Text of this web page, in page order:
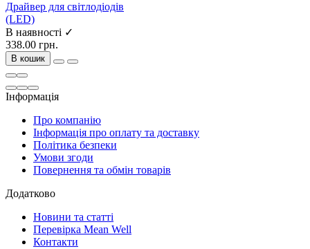
Драйвер для світлодіодів
(LED)
В наявності ✓
338.00 грн.
В кошик
Інформація
Про компанію
Інформація про оплату та доставку
Політика безпеки
Умови згоди
Повернення та обмін товарів
Додатково
Новини та статті
Перевірка Mean Well
Контакти